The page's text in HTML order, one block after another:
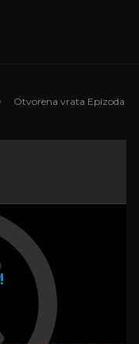
Otvorena vrata Epizoda